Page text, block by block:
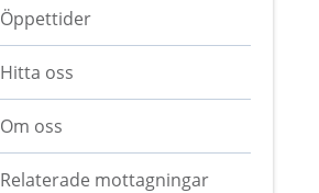
Öppettider
Hitta oss
Om oss
Relaterade mottagningar